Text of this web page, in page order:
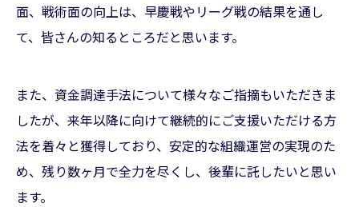
面、戦術面の向上は、早慶戦やリーグ戦の結果を通し
て、皆さんの知るところだと思います。
また、資金調達手法について様々なご指摘もいただきま
したが、来年以降に向けて継続的にご支援いただける方
法を着々と獲得しており、安定的な組織運営の実現のた
め、残り数ヶ月で全力を尽くし、後輩に託したいと思い
ます。